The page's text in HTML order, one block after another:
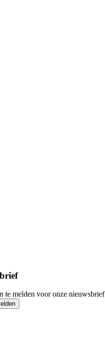
te melden voor onze nieuwsbrief